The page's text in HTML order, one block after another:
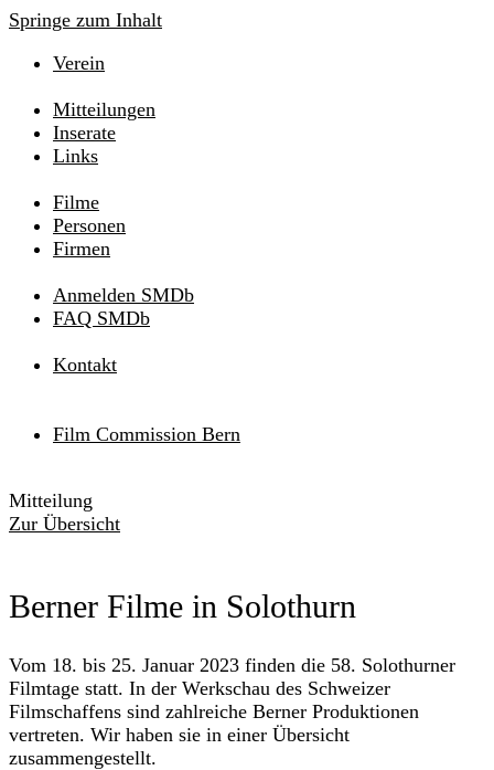
Springe zum Inhalt
Verein
Mitteilungen
Inserate
Links
Filme
Personen
Firmen
Anmelden SMDb
FAQ SMDb
Kontakt
Film Commission Bern
Mitteilung
Zur Übersicht
Berner Filme in Solothurn
Vom 18. bis 25. Januar 2023 finden die 58. Solothurner
Filmtage statt. In der Werkschau des Schweizer
Filmschaffens sind zahlreiche Berner Produktionen
vertreten. Wir haben sie in einer Übersicht
zusammengestellt.